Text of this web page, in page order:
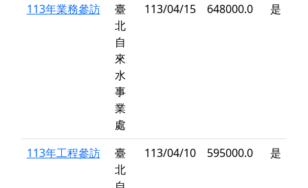
113年業務參訪
臺
北
自
來
水
事
業
處
113/04/15 648000.0 是
113年工程參訪
臺
北
113/04/10 595000.0 是